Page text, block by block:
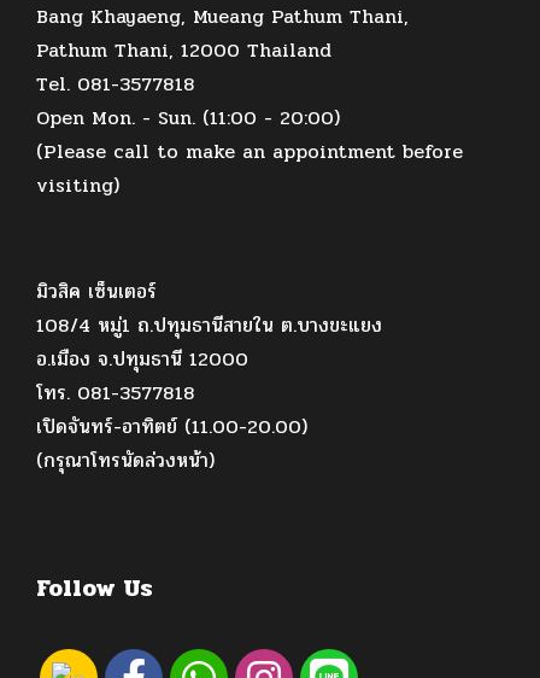
Bang Khayaeng, Mueang Pathum Thani,
Pathum Thani, 12000 Thailand
Tel. 081-3577818
Open Mon. - Sun. (11:00 - 20:00)
(Please call to make an appointment before
visiting)
มิวสิค เซ็นเตอร์
108/4 หมู่1 ถ.ปทุมธานีสายใน ต.บางขะแยง
อ.เมือง จ.ปทุมธานี 12000
โทร. 081-3577818
เปิดจันทร์-อาทิตย์ (11.00-20.00)
(กรุณาโทรนัดล่วงหน้า)
Follow Us